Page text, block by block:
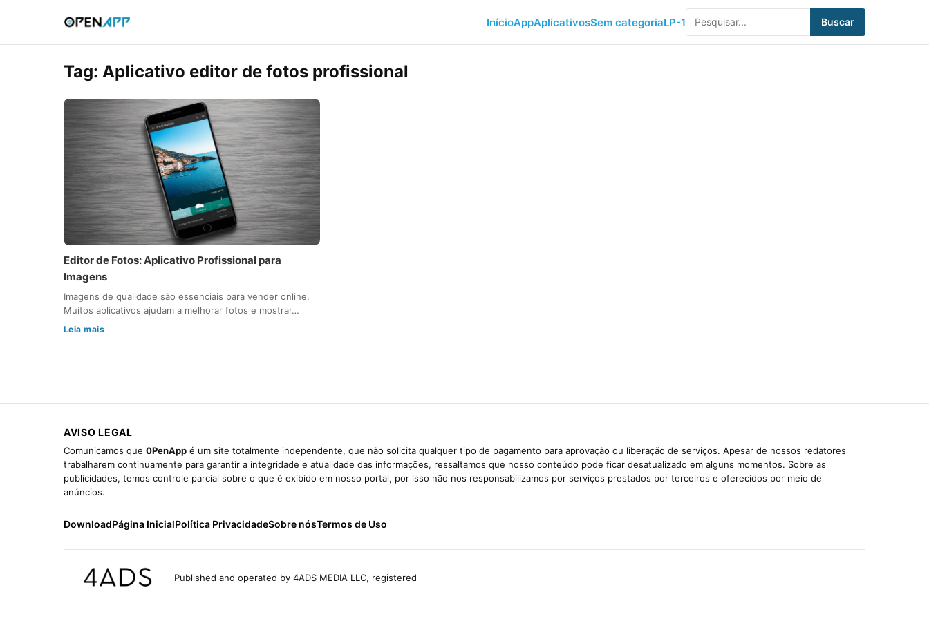
InícioAppAplicativosSem categoriaLP-1 Buscar
Tag: Aplicativo editor de fotos profissional
Editor de Fotos: Aplicativo Profissional para
Imagens
Imagens de qualidade são essenciais para vender online.
Muitos aplicativos ajudam a melhorar fotos e mostrar…
Leia mais
AVISO LEGAL
Comunicamos que 0PenApp é um site totalmente independente, que não solicita qualquer tipo de pagamento para aprovação ou liberação de serviços. Apesar de nossos redatores
trabalharem continuamente para garantir a integridade e atualidade das informações, ressaltamos que nosso conteúdo pode ficar desatualizado em alguns momentos. Sobre as
publicidades, temos controle parcial sobre o que é exibido em nosso portal, por isso não nos responsabilizamos por serviços prestados por terceiros e oferecidos por meio de
anúncios.
DownloadPágina InicialPolítica PrivacidadeSobre nósTermos de Uso
Published and operated by 4ADS MEDIA LLC, registered